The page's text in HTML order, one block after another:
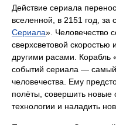
Действие сериала
вселенной, в 2151 год, за
Сериала». Человечество
сверхсветовой скоростью
другими расами. Корабль
событий сериала —
человечества. Ему
полёты, совершить новые
технологии и наладить